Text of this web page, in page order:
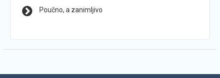
Poučno, a zanimljivo